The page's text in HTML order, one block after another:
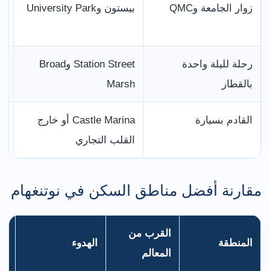
زوار الجامعة وQMC بيستون وUniversity Park
رحلة لليلة واحدة
بالقطار
Station Street وBroad
Marsh
القادم بسيارة
Castle Marina أو خارج
القلب التجاري
مقارنة أفضل مناطق السكن في نوتنغهام
المنطقة
القرب من
المعالم
الهدوء